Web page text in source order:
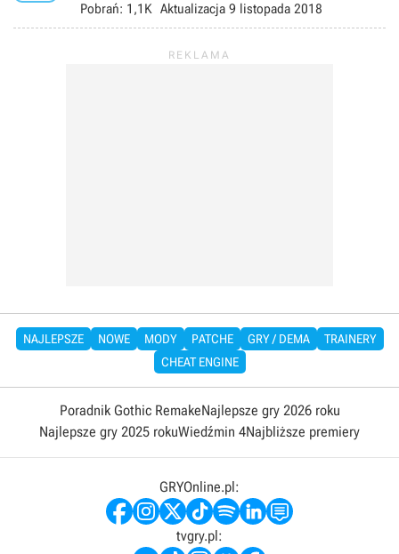
Pobrań: 1,1K Aktualizacja 9 listopada 2018
NAJLEPSZE NOWE MODY PATCHE GRY / DEMA
TRAINERY
CHEAT ENGINE
Poradnik Gothic RemakeNajlepsze gry 2026 roku
Najlepsze gry 2025 rokuWiedźmin 4Najbliższe premiery
GRYOnline.pl:
tvgry.pl: